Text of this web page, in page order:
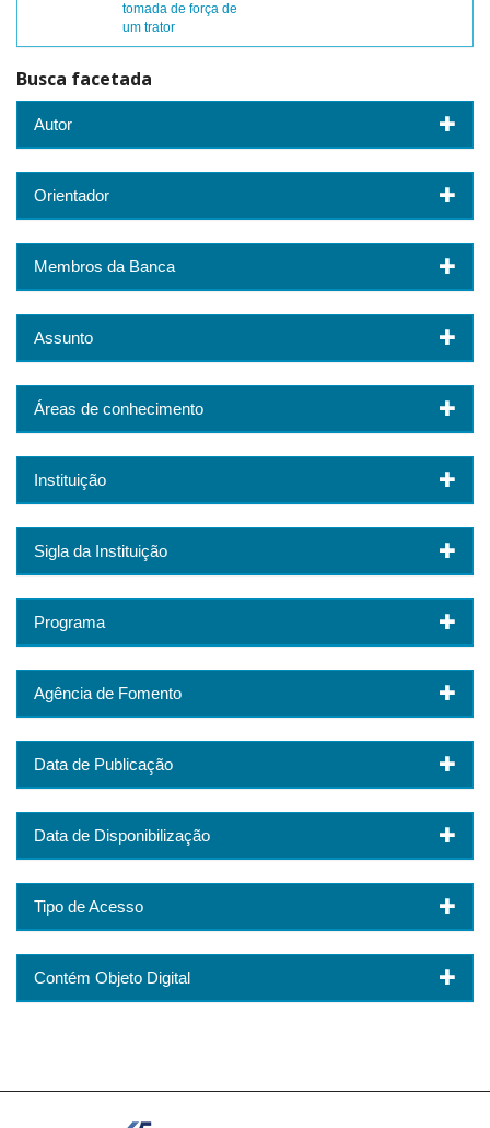
tomada de força de
um trator
Busca facetada
Autor
Orientador
Membros da Banca
Assunto
Áreas de conhecimento
Instituição
Sigla da Instituição
Programa
Agência de Fomento
Data de Publicação
Data de Disponibilização
Tipo de Acesso
Contém Objeto Digital